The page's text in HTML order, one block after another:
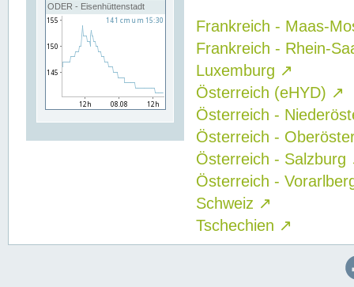
ODER - Eisenhüttenstadt
Frankreich - Maas-
Frankreich - Rhein-
Luxemburg ↗
Österreich (eHYD) ↗
Österreich -
Österreich -
Österreich - Salzburg
Österreich -
Schweiz ↗
Tschechien ↗